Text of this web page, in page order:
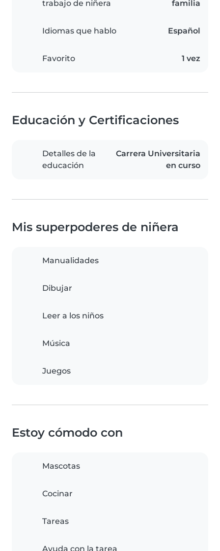
trabajo de niñera
familia
Idiomas que hablo Español
Favorito 1 vez
Educación y Certificaciones
Detalles de la
educación
Carrera Universitaria
en curso
Mis superpoderes de niñera
Manualidades
Dibujar
Leer a los niños
Música
Juegos
Estoy cómodo con
Mascotas
Cocinar
Tareas
Ayuda con la tarea